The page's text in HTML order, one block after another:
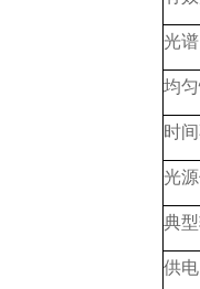
光
均
时
光
典
供